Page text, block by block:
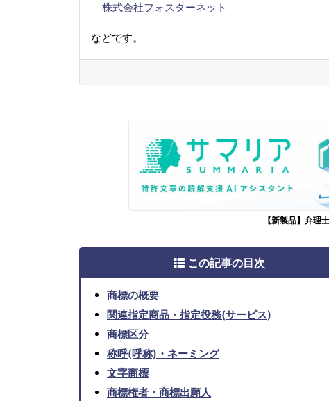
株式会社フォスターネット
などです。
【新製品】弁理
この記事の目次
商標の概要
関連指定商品・指定役務(サービス)
商標区分
称呼(呼称)・ネーミング
文字商標
商標権者・商標出願人